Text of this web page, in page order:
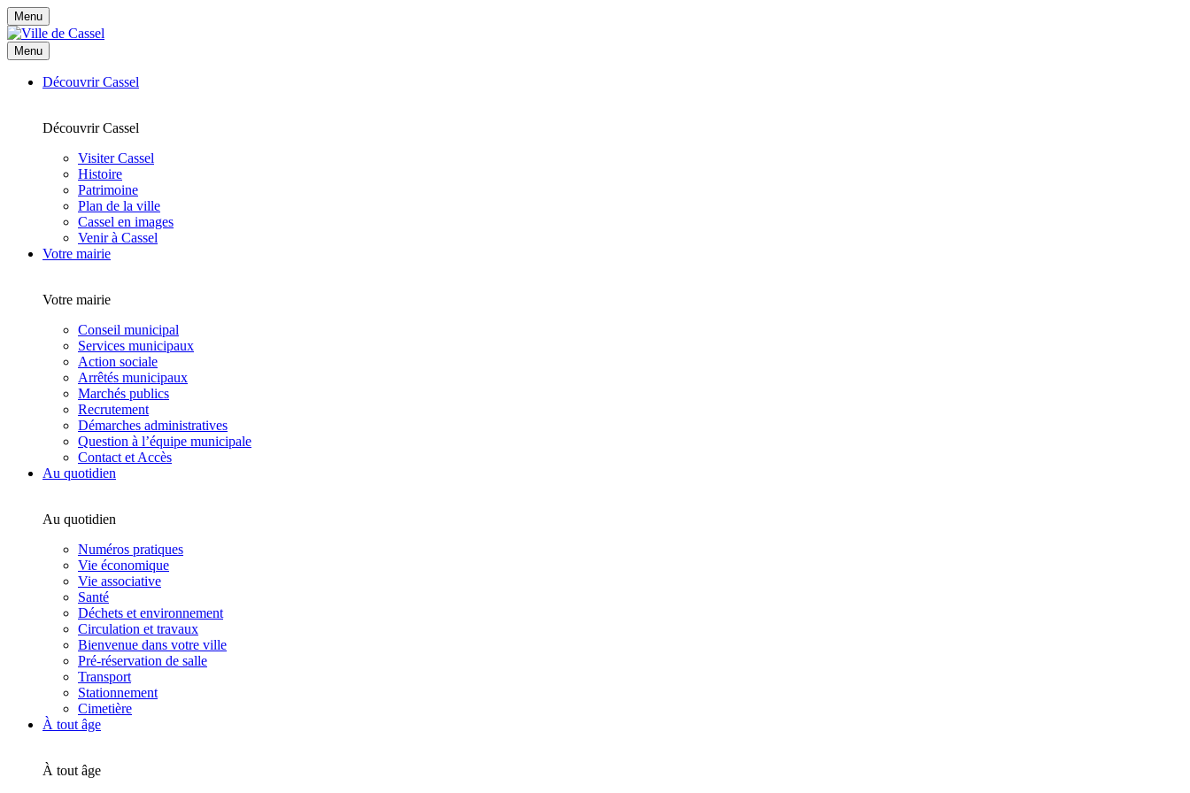
Menu
Menu
Découvrir Cassel
Découvrir Cassel
Visiter Cassel
Histoire
Patrimoine
Plan de la ville
Cassel en images
Venir à Cassel
Votre mairie
Votre mairie
Conseil municipal
Services municipaux
Action sociale
Arrêtés municipaux
Marchés publics
Recrutement
Démarches administratives
Question à l’équipe municipale
Contact et Accès
Au quotidien
Au quotidien
Numéros pratiques
Vie économique
Vie associative
Santé
Déchets et environnement
Circulation et travaux
Bienvenue dans votre ville
Pré-réservation de salle
Transport
Stationnement
Cimetière
À tout âge
À tout âge